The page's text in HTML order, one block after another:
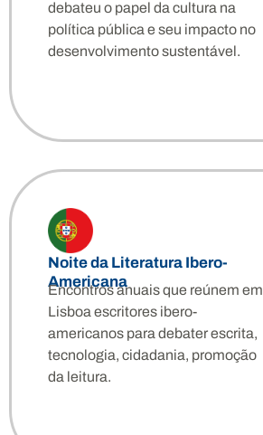
debateu o papel da cultura na
política pública e seu impacto no
desenvolvimento sustentável.
Noite da Literatura Ibero-
Americana
Encontros anuais que reúnem em
Lisboa escritores ibero-
americanos para debater escrita,
tecnologia, cidadania, promoção
da leitura.